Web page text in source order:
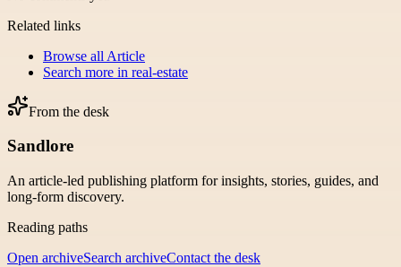
Related links
Browse all Article
Search more in real-estate
From the desk
Sandlore
An article-led publishing platform for insights, stories, guides, and
long-form discovery.
Reading paths
Open archiveSearch archiveContact the desk